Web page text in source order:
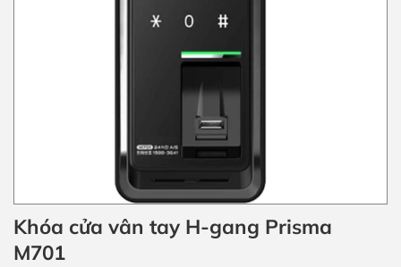
Khóa cửa vân tay H-gang Prisma
M701